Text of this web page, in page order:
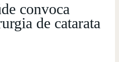
convoca
de catarata